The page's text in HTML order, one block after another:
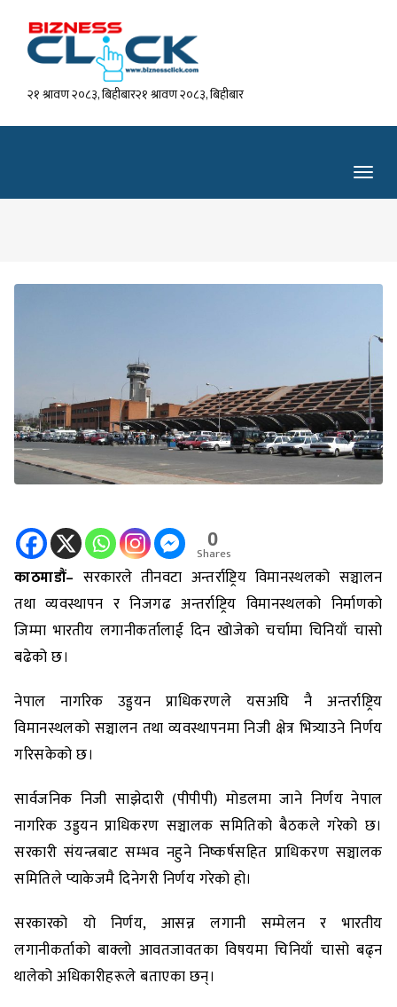
२१ श्रावण २०८३, बिहीबार२१ श्रावण २०८३, बिहीबार
0
Shares
काठमाडौं– सरकारले तीनवटा अन्तर्राष्ट्रिय विमानस्थलको सञ्चालन
तथा व्यवस्थापन र निजगढ अन्तर्राष्ट्रिय विमानस्थलको निर्माणको
जिम्मा भारतीय लगानीकर्तालाई दिन खोजेको चर्चामा चिनियाँ चासो
बढेको छ।
नेपाल नागरिक उड्डयन प्राधिकरणले यसअघि नै अन्तर्राष्ट्रिय
विमानस्थलको सञ्चालन तथा व्यवस्थापनमा निजी क्षेत्र भित्र्याउने निर्णय
गरिसकेको छ।
सार्वजनिक निजी साझेदारी (पीपीपी) मोडलमा जाने निर्णय नेपाल
नागरिक उड्डयन प्राधिकरण सञ्चालक समितिको बैठकले गरेको छ।
सरकारी संयन्त्रबाट सम्भव नहुने निष्कर्षसहित प्राधिकरण सञ्चालक
समितिले प्याकेजमै दिनेगरी निर्णय गरेको हो।
सरकारको यो निर्णय, आसन्न लगानी सम्मेलन र भारतीय
लगानीकर्ताको बाक्लो आवतजावतका विषयमा चिनियाँ चासो बढ्न
थालेको अधिकारीहरूले बताएका छन्।